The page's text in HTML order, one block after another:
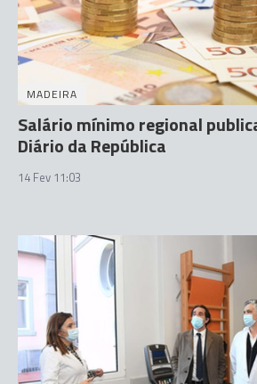
MADEIRA
Salário mínimo regional
Diário da República
14 Fev 11:03